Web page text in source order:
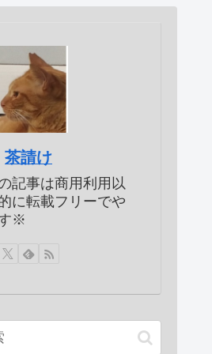
茶請け
記事は商用利用以
に転載フリーでや
※